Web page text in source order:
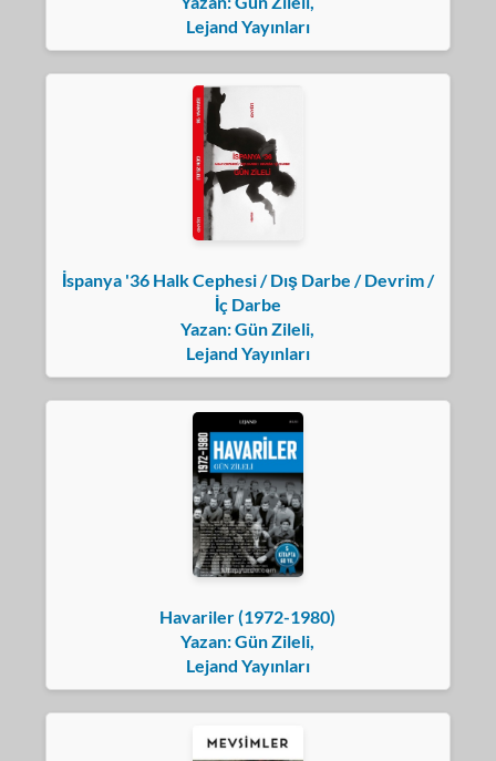
Lejand Yayınları
İspanya '36 Halk Cephesi / Dış Darbe / Devrim /
İç Darbe
Yazan: Gün Zileli,
Lejand Yayınları
Havariler (1972-1980)
Yazan: Gün Zileli,
Lejand Yayınları